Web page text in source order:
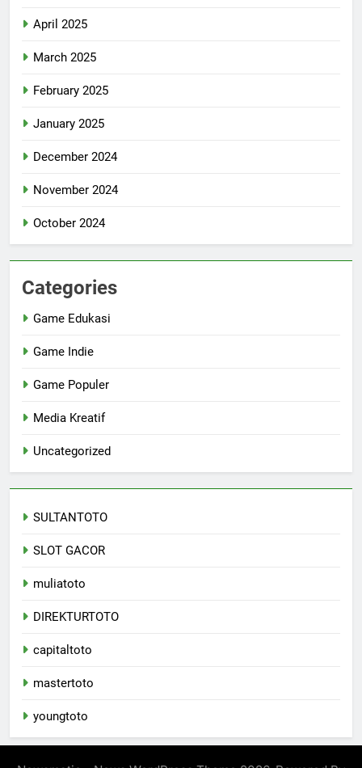
April 2025
March 2025
February 2025
January 2025
December 2024
November 2024
October 2024
Categories
Game Edukasi
Game Indie
Game Populer
Media Kreatif
Uncategorized
SULTANTOTO
SLOT GACOR
muliatoto
DIREKTURTOTO
capitaltoto
mastertoto
youngtoto